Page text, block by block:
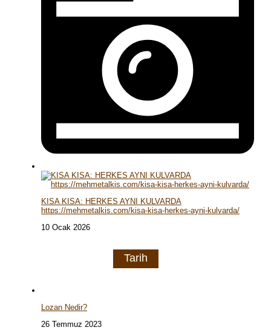
KISA KISA: HERKES AYNI KULVARDA
https://mehmetalkis.com/kisa-kisa-herkes-ayni-kulvarda/
10 Ocak 2026
Tarih
Lozan Nedir?
26 Temmuz 2023